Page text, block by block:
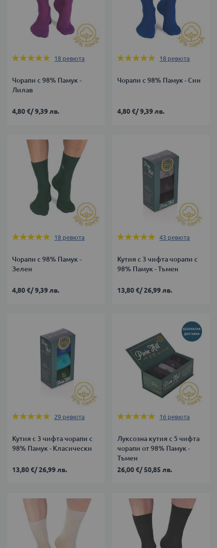
Оценка:
18 ревюта
Чорапи с 98% Памук -
Лилав
4,80 €/9,39 лв.
Оценка:
18 ревюта
Чорапи с 98% Памук - Син
4,80 €/9,39 лв.
Оценка:
18 ревюта
Чорапи с 98% Памук -
Зелен
4,80 €/9,39 лв.
Оценка:
43 ревюта
Кутия с 3 чифта чорапи с
98% Памук - Тъмен
13,80 €/26,99 лв.
Оценка:
29 ревюта
Кутия с 3 чифта чорапи с
98% Памук - Класически
13,80 €/26,99 лв.
Оценка:
16 ревюта
Луксозна кутия с 5 чифта
чорапи от 98% Памук -
Тъмен
26,00 €/50,85 лв.